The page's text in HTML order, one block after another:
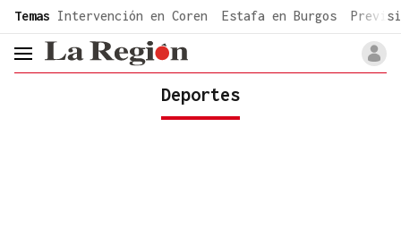
common.go-to-content
Temas Intervención en Coren Estafa en Burgos
header.menu.open
Deportes